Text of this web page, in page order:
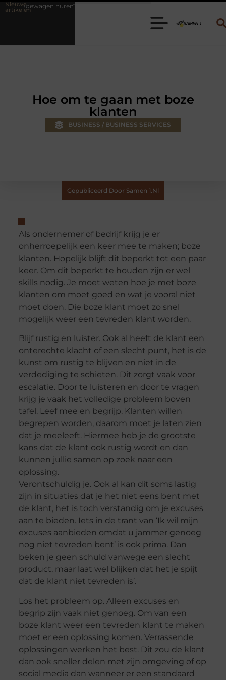
Nieuwe
artikelen
huren? Kies de juiste aanhanger voor jouw klus
Hoe om te gaan met boze
klanten
BUSINESS / BUSINESS SERVICES
Gepubliceerd Door Samen 1.nl
Als ondernemer of bedrijf krijg je er
onherroepelijk een keer mee te maken; boze
klanten. Hopelijk blijft dit beperkt tot een paar
keer. Om dit beperkt te houden zijn er wel
skills nodig. Je moet weten hoe je met boze
klanten om moet goed en wat je vooral niet
moet doen. Die boze klant moet zo snel
mogelijk weer een tevreden klant worden.
Blijf rustig en luister. Ook al heeft de klant een
onterechte klacht of een slecht punt, het is de
kunst om rustig te blijven en niet in de
verdediging te schieten. Dit zorgt vaak voor
escalatie. Door te luisteren en door te vragen
krijg je vaak het volledige probleem boven
tafel. Leef mee en begrijp. Klanten willen
begrepen worden, daarom moet je laten zien
dat je meeleeft. Hiermee heb je de grootste
kans dat de klant ook rustig wordt en dan
kunnen jullie samen op zoek naar een
oplossing.
Verontschuldig je. Ook al kan dit soms lastig
zijn in situaties dat je het niet eens bent met
de klant, het is toch verstandig om je excuses
aan te bieden. Iets in de trant van ‘Ik wil mijn
excuses aanbieden omdat u jammer genoeg
nog niet tevreden bent’ is ook prima. Dan
beken je geen schuld vanwege een slecht
product, maar laat wel blijken dat het je spijt
dat de klant niet tevreden is’.
Los het probleem op. Alleen excuses en
begrip zijn vaak niet genoeg. Om van een
boze klant weer een tevreden klant te maken
moet er een oplossing komen. Verrassende
oplossingen werken het best. Dit zou de klant
dan ook sneller delen met zijn omgeving of op
social media dan wanneer er een standaard